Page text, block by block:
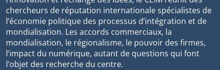
chercheurs de réputation internationale spécialistes de
l’économie politique des processus d’intégration et de
mondialisation. Les accords commerciaux, la
mondialisation, le régionalisme, le pouvoir des firmes,
l’impact du numérique, autant de questions qui font
l’objet des recherche du centre.